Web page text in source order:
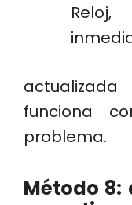
funciona
problema.
Método 8: